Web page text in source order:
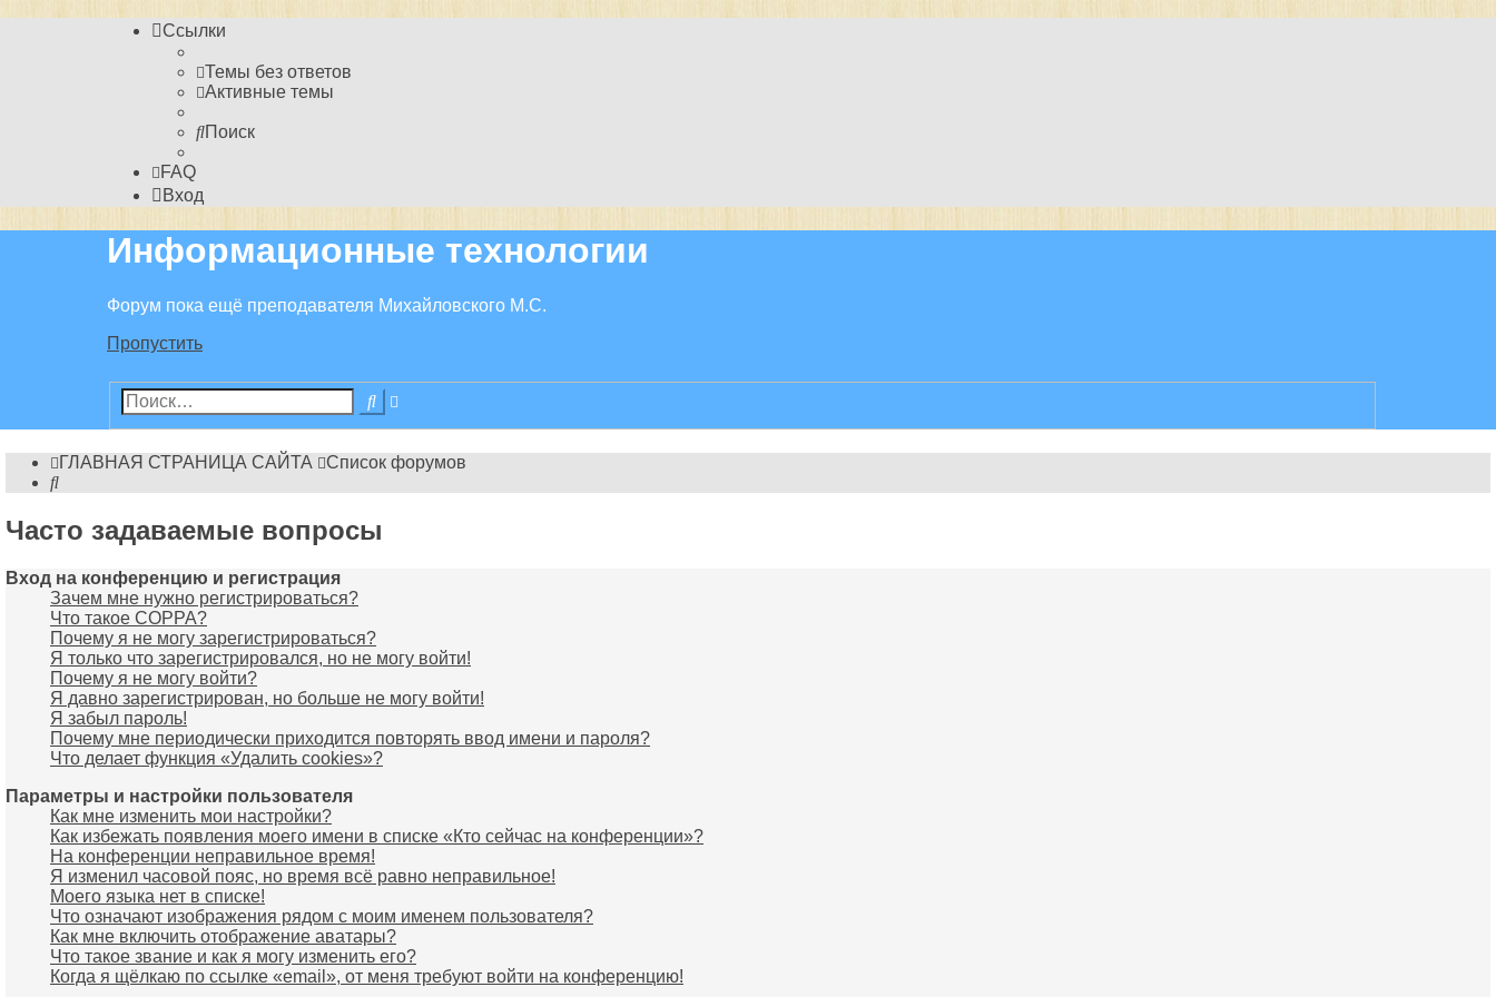
Ссылки
Темы без ответов
Активные темы
Поиск
FAQ
Вход
Информационные технологии
Форум пока ещё преподавателя Михайловского М.С.
Пропустить
Поиск
ГЛАВНАЯ СТРАНИЦА САЙТА
Список форумов
Поиск
Часто задаваемые вопросы
Вход на конференцию и регистрация
Зачем мне нужно регистрироваться?
Что такое COPPA?
Почему я не могу зарегистрироваться?
Я только что зарегистрировался, но не могу войти!
Почему я не могу войти?
Я давно зарегистрирован, но больше не могу войти!
Я забыл пароль!
Почему мне периодически приходится повторять ввод имени и пароля?
Что делает функция «Удалить cookies»?
Параметры и настройки пользователя
Как мне изменить мои настройки?
Как избежать появления моего имени в списке «Кто сейчас на конференции»?
На конференции неправильное время!
Я изменил часовой пояс, но время всё равно неправильное!
Моего языка нет в списке!
Что означают изображения рядом с моим именем пользователя?
Как мне включить отображение аватары?
Что такое звание и как я могу изменить его?
Когда я щёлкаю по ссылке «email», от меня требуют войти на конференцию!